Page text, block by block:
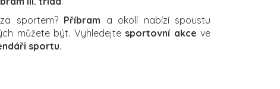
sportem? Příbram a okolí nabízí spoustu
můžete být. Vyhledejte sportovní akce ve
sportu.